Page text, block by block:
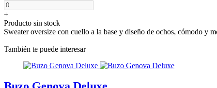
+
Producto sin stock
Sweater oversize con cuello a la base y diseño de ochos, cómodo y
También te puede interesar